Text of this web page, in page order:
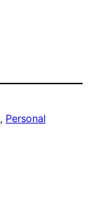
, Personal